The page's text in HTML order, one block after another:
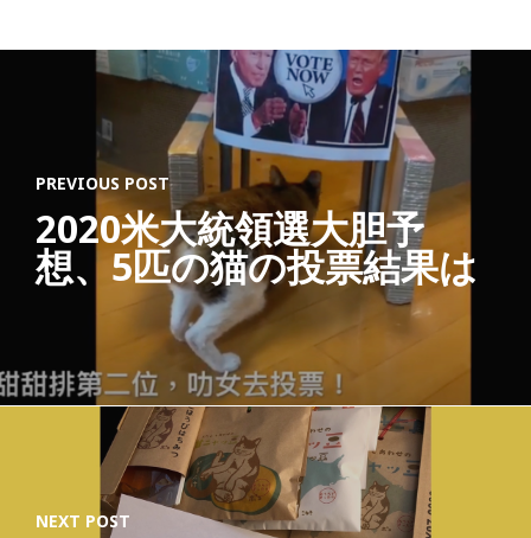
PREVIOUS POST
2020米大統領選大胆予
想、5匹の猫の投票結果は
NEXT POST